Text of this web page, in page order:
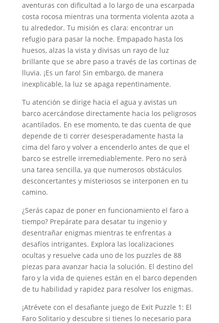
aventuras con dificultad a lo largo de una escarpada
costa rocosa mientras una tormenta violenta azota a
tu alrededor. Tu misión es clara: encontrar un
refugio para pasar la noche. Empapado hasta los
huesos, alzas la vista y divisas un rayo de luz
brillante que se abre paso a través de las cortinas de
lluvia. ¡Es un faro! Sin embargo, de manera
inexplicable, la luz se apaga repentinamente.
Tu atención se dirige hacia el agua y avistas un
barco acercándose directamente hacia los peligrosos
acantilados. En ese momento, te das cuenta de que
depende de ti correr desesperadamente hasta la
cima del faro y volver a encenderlo antes de que el
barco se estrelle irremediablemente. Pero no será
una tarea sencilla, ya que numerosos obstáculos
desconcertantes y misteriosos se interponen en tu
camino.
¿Serás capaz de poner en funcionamiento el faro a
tiempo? Prepárate para desatar tu ingenio y
desentrañar enigmas mientras te enfrentas a
desafíos intrigantes. Explora las localizaciones
ocultas y resuelve cada uno de los puzzles de 88
piezas para avanzar hacia la solución. El destino del
faro y la vida de quienes están en el barco dependen
de tu habilidad y rapidez para resolver los enigmas.
¡Atrévete con el desafiante juego de Exit Puzzle 1: El
Faro Solitario y descubre si tienes lo necesario para